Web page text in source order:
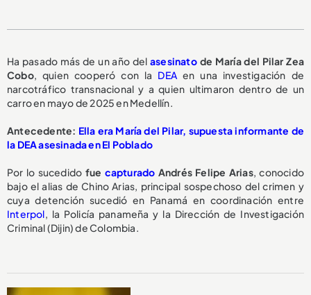
Ha pasado más de un año delasesinatode María del Pilar Zea
Cobo, quien cooperó con la DEA en una investigación de
narcotráfico transnacional y a quien ultimaron dentro de un
carro en mayo de 2025 en Medellín.
Antecedente: Ella era María del Pilar, supuesta informante de
la DEA asesinada en El Poblado
Por lo sucedido fue capturado Andrés Felipe Arias, conocido
bajo el alias de Chino Arias, principal sospechoso del crimen y
cuya detención sucedió en Panamá en coordinación entre
Interpol, la Policía panameña y la Dirección de Investigación
Criminal (Dijin) de Colombia.